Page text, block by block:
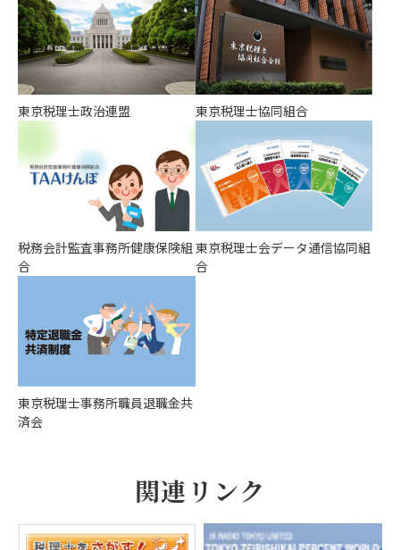
東京税理士政治連盟 東京税理士協同組合
税務会計監査事務所健康保険組
合
東京税理士会データ通信協同組
合
東京税理士事務所職員退職金共
済会
関連リンク